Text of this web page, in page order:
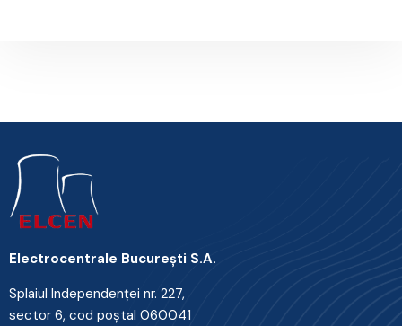
Electrocentrale Bucureşti S.A.
Splaiul Independenţei nr. 227,
sector 6, cod poştal 060041